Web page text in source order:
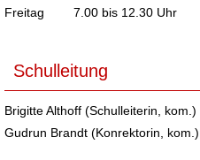
Freitag
7.00 bis 12.30 Uhr
Schulleitung
Brigitte Althoff (Schulleiterin, kom.)
Gudrun Brandt (Konrektorin, kom.)